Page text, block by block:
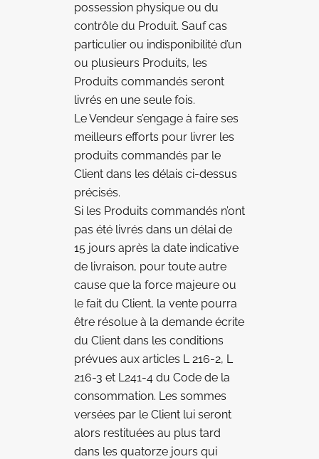
possession physique ou du
contrôle du Produit. Sauf cas
particulier ou indisponibilité d’un
ou plusieurs Produits, les
Produits commandés seront
livrés en une seule fois.
Le Vendeur s’engage à faire ses
meilleurs efforts pour livrer les
produits commandés par le
Client dans les délais ci-dessus
précisés.
Si les Produits commandés n’ont
pas été livrés dans un délai de
15 jours après la date indicative
de livraison, pour toute autre
cause que la force majeure ou
le fait du Client, la vente pourra
être résolue à la demande écrite
du Client dans les conditions
prévues aux articles L 216-2, L
216-3 et L241-4 du Code de la
consommation. Les sommes
versées par le Client lui seront
alors restituées au plus tard
dans les quatorze jours qui